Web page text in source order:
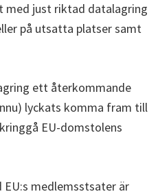
just riktad datalagring
på utsatta platser samt
ett återkommande
lyckats komma fram till
EU-domstolens
medlemsstsater är